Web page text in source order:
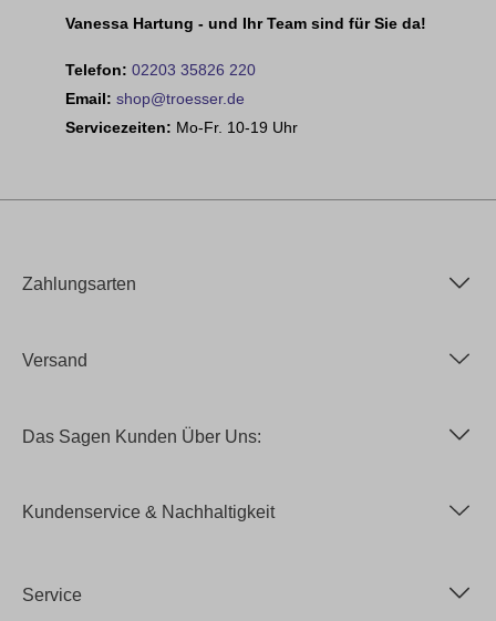
Vanessa Hartung - und Ihr Team sind für Sie da!
Telefon: 02203 35826 220
Email: shop@troesser.de
Servicezeiten: Mo-Fr. 10-19 Uhr
Zahlungsarten
Versand
Das Sagen Kunden Über Uns:
Kundenservice & Nachhaltigkeit
Service